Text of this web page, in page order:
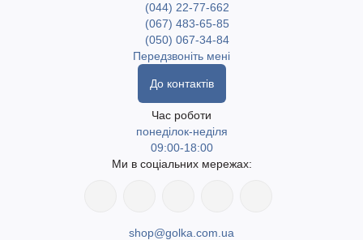
(044) 22-77-662
(067) 483-65-85
(050) 067-34-84
Передзвоніть мені
До контактів
Час роботи
понеділок-неділя
09:00-18:00
Ми в соціальних мережах:
shop@golka.com.ua